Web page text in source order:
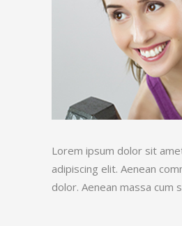
Lorem ipsum dolor sit
adipiscing elit. Aenean
dolor. Aenean massa cum